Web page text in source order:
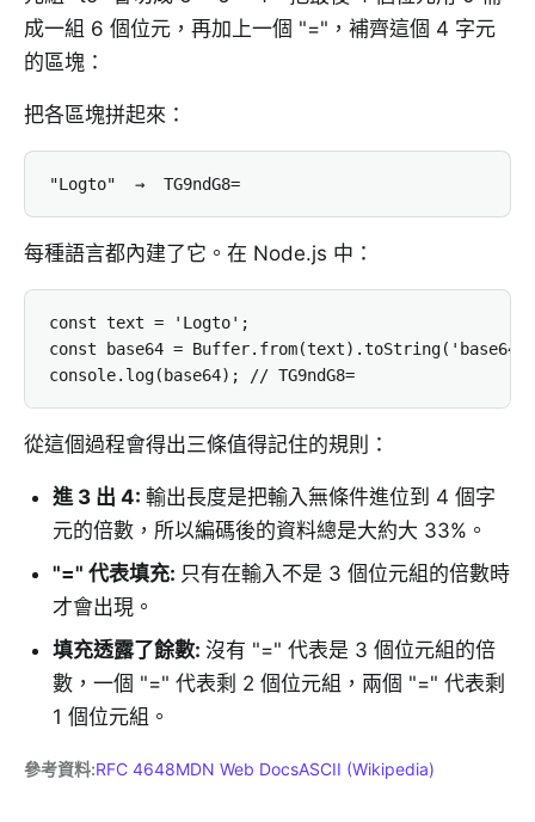
成一組 6 個位元，再加上一個 "="，補齊這個 4 字元
的區塊：
把各區塊拼起來：
"Logto"  →  TG9ndG8=
每種語言都內建了它。在 Node.js 中：
const text = 'Logto';
const base64 =
console.log(base64); // TG9ndG8=
從這個過程會得出三條值得記住的規則：
進 3 出 4: 輸出長度是把輸入無條件進位到 4 個字
元的倍數，所以編碼後的資料總是大約大 33%。
"=" 代表填充: 只有在輸入不是 3 個位元組的倍數時
才會出現。
填充透露了餘數: 沒有 "=" 代表是 3 個位元組的倍
數，一個 "=" 代表剩 2 個位元組，兩個 "=" 代表剩
1 個位元組。
參考資料:RFC 4648MDN Web DocsASCII (Wikipedia)